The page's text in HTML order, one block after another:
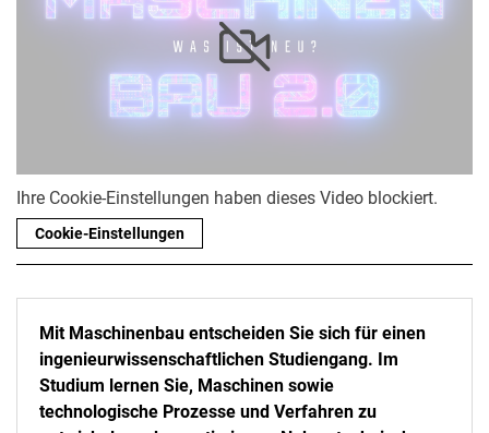
Ihre Cookie-Einstellungen haben dieses Video blockiert.
Cookie-Einstellungen
Mit Maschinenbau entscheiden Sie sich für einen
ingenieurwissenschaftlichen Studiengang. Im
Studium lernen Sie, Maschinen sowie
technologische Prozesse und Verfahren zu